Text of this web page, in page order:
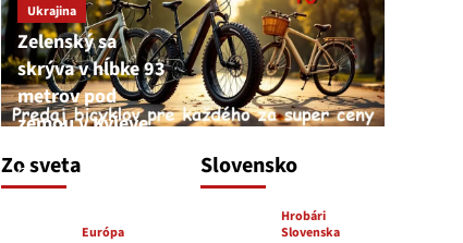
Zo sveta
Ukrajina
Zelenský sa
skrýva v hĺbke 93
metrov pod
zemou v Kyjeve
6. augusta 2026
Európa
Slovensko
Hrobári
Slovenska